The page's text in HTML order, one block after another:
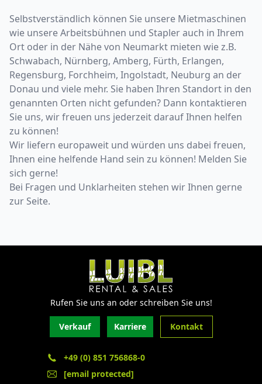
Selbstverständlich können Sie unsere Mietmaschinen
wie unsere Arbeitsbühnen und Stapler auch in Ihrem
Ort oder in der Nähe von Neumarkt mieten wie z.B.
Schwabach, Nürnberg, Amberg, Fürth, Erlangen,
Regensburg, Forchheim, Ingolstadt, Neuburg an der
Donau und viele mehr. Sie haben Ihren Standort in den
genannten Orten nicht gefunden? Dann kontaktieren
Sie uns, wir freuen uns jederzeit darauf Ihnen helfen
zu können!
Wir liefern europaweit und würden uns dabei freuen,
Ihnen eine helfende Hand sein zu können! Melden Sie
sich gerne!
Bei Fragen und Unklarheiten stehen wir Ihnen gerne
zur Seite.
Rufen Sie uns an oder schreiben Sie uns!
Verkauf Karriere Kontakt
+49 (0) 851 756868-0
[email protected]